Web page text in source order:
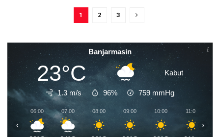
1 2 3
Banjarmasin
23°C Kabut
1.3 m/s 96% 759 mmHg
06:00 07:00 08:00 09:00 10:00 11:00
‹ ›